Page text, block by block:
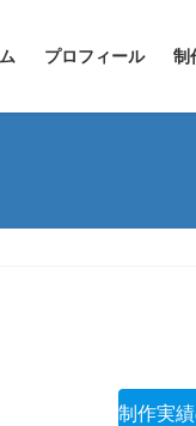
プロフィール 制
制作実